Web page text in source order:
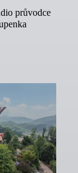
průvodce